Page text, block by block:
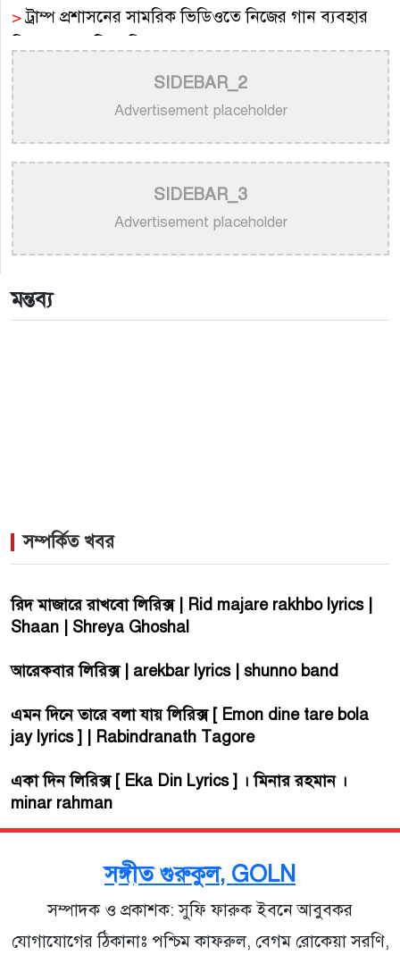
>ট্রাম্প প্রশাসনের সামরিক ভিডিওতে নিজের গান ব্যবহার
>
নতুন করে ভাইরাল ‘আজ কেন মন উদাসী হয়ে’ গানের
পেছনের গল্প
>
বাংলাদেশ বেতারে সুরকার ও সংগীত পরিচালক হিসেবে
তালিকাভুক্ত হলেন ৯২ শিল্পী
>একই দিনে জন্ম, সুরের টানে বাঁধা পড়া বাংলা গানের অমর
জুটি
SIDEBAR_2
Advertisement placeholder
SIDEBAR_3
Advertisement placeholder
মন্তব্য
সম্পর্কিত খবর
রিদ মাজারে রাখবো লিরিক্স | Rid majare rakhbo lyrics |
Shaan | Shreya Ghoshal
আরেকবার লিরিক্স | arekbar lyrics | shunno band
এমন দিনে তারে বলা যায় লিরিক্স [ Emon dine tare bola
jay lyrics ] | Rabindranath Tagore
একা দিন লিরিক্স [ Eka Din Lyrics ] । মিনার রহমান ।
minar rahman
সঙ্গীত গুরুকুল, GOLN
সম্পাদক ও প্রকাশক: সুফি ফারুক ইবনে আবুবকর
যোগাযোগের ঠিকানাঃ পশ্চিম কাফরুল, বেগম রোকেয়া সরণি,